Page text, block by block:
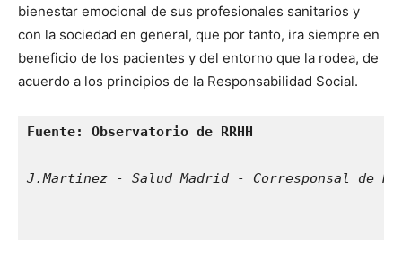
bienestar emocional de sus profesionales sanitarios y
con la sociedad en general, que por tanto, ira siempre en
beneficio de los pacientes y del entorno que la rodea, de
acuerdo a los principios de la Responsabilidad Social.
Fuente: Observatorio de RRHH
J.Martinez - Salud Madrid - Corresponsal de